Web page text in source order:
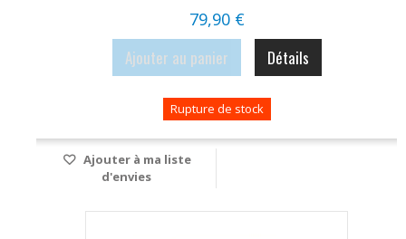
79,90 €
Ajouter au panier Détails
Rupture de stock
Ajouter à ma liste
d'envies